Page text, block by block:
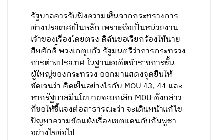
รัฐบาลควรรับฟังความเห็นจากกระทรวงการ
ต่างประเทศเป็นหลัก เพราะถือเป็นหน่วยงาน
เจ้าของเรื่องโดยตรง ดิฉันขอเรียกร้องให้นาย
สีหศักดิ์ พวงเกตุแก้ว รัฐมนตรีว่าการกระทรวง
การต่างประเทศ ในฐานะอดีตข้าราชการชั้น
ผู้ใหญ่ของกระทรวง ออกมาแสดงจุดยืนให้
ชัดเจนว่า คิดเห็นอย่างไรกับ MOU 43, 44 และ
หากรัฐบาลมีนโยบายจะยกเลิก MOU ดังกล่าว
ก็ขอให้ชี้แจงต่อสาธารณะว่า จะเดินหน้าแก้ไข
ปัญหาความขัดแย้งเรื่องเขตแดนกับกัมพูชา
อย่างไรต่อไป